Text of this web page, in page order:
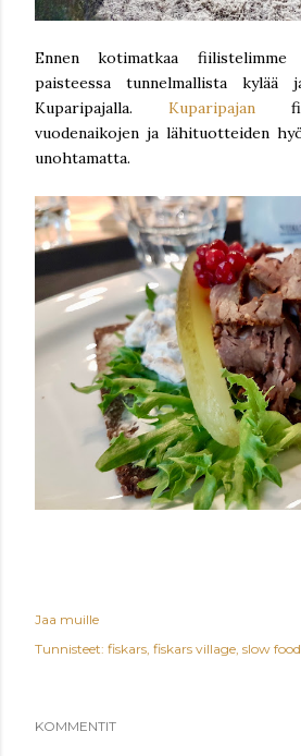
Ennen kotimatkaa fiilistelimme
paisteessa tunnelmallista kylää
Kuparipajalla. Kuparipajan
vuodenaikojen ja lähituotteiden
unohtamatta.
Jaa muille
Tunnisteet: fiskars fiskars village slow
KOMMENTIT